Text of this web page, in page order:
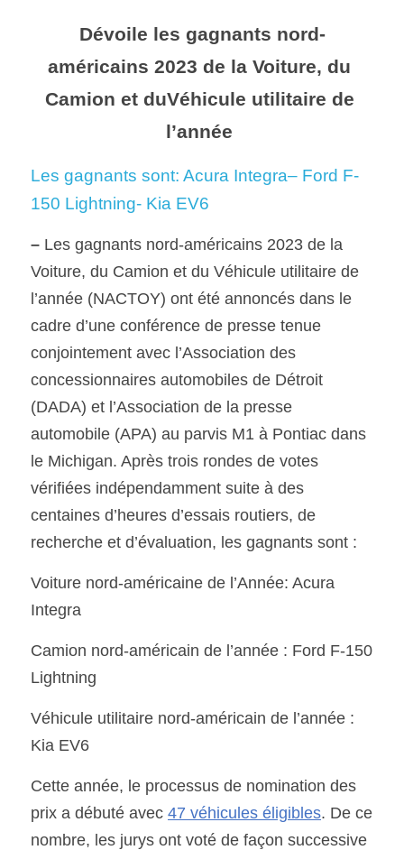
SOUMISSION RAPIDE
ASSURANCE
Dévoile les gagnants nord-
américains 2023 de la Voiture, du
Camion et duVéhicule utilitaire de
l’année
Les gagnants sont: Acura Integra– Ford F-
150 Lightning- Kia EV6
– Les gagnants nord-américains 2023 de la
Voiture, du Camion et du Véhicule utilitaire de
l’année (NACTOY) ont été annoncés dans le
cadre d’une conférence de presse tenue
conjointement avec l’Association des
concessionnaires automobiles de Détroit
(DADA) et l’Association de la presse
automobile (APA) au parvis M1 à Pontiac dans
le Michigan. Après trois rondes de votes
vérifiées indépendamment suite à des
centaines d’heures d’essais routiers, de
recherche et d’évaluation, les gagnants sont :
Voiture nord-américaine de l’Année: Acura
Integra
Camion nord-américain de l’année : Ford F-150
Lightning
Véhicule utilitaire nord-américain de l’année :
Kia EV6
Cette année, le processus de nomination des
prix a débuté avec 47 véhicules éligibles. De ce
nombre, les jurys ont voté de façon successive